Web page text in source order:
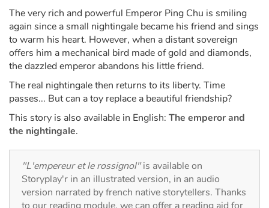
Heroines and Heroes
Ecology, nature, seasons
The animals
Travel, epic, investigation, adventure
Around the world
Learning
The very rich and powerful Emperor Ping Chu is smiling
again since a small nightingale became his friend and sings
to warm his heart. However, when a distant sovereign
offers him a mechanical bird made of gold and diamonds,
the dazzled emperor abandons his little friend.
The real nightingale then returns to its liberty. Time
passes... But can a toy replace a beautiful friendship?
This story is also available in English: The emperor and
the nightingale.
"L'empereur et le rossignol"is available on
Storyplay'r in an illustrated version, in an audio
version narrated by french native storytellers. Thanks